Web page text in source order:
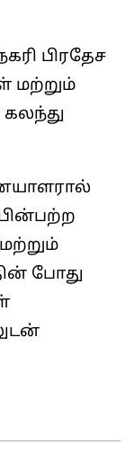
பிரதேச
மற்றும்
போது